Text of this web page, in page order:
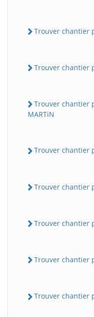
Trouver chantier
Trouver chantier
Trouver chantier
MARTiN
Trouver chantier
Trouver chantier
Trouver chantier
Trouver chantier
Trouver chantier